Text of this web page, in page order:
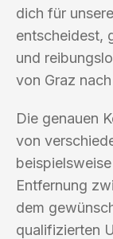
dich für
entscheidest,
und
von Graz
Die genauen
von
Entfernung
dem
qualifizierten